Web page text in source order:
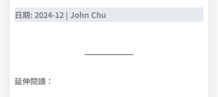
日期: 2024-12 | John Chu
延伸閱讀：